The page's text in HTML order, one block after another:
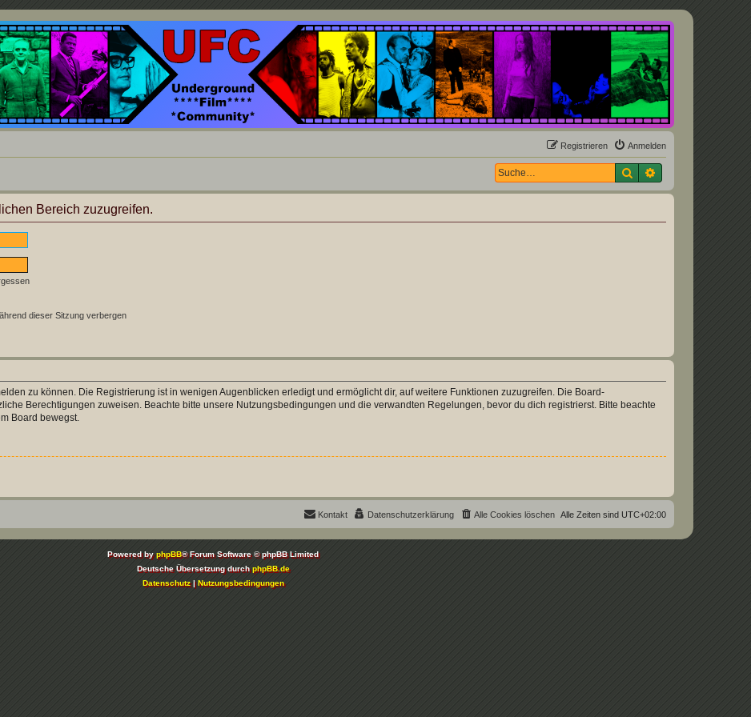
und ein Paradies für Cineasten und Filmsüchtige jenseits des Mainstreams.
Anmelden
Registrieren
Suche
Bereich zuzugreifen.
dieser Sitzung verbergen
zu können. Die Registrierung ist in wenigen Augenblicken erledigt und ermöglicht dir, auf weitere Funktionen zuzugreifen. Die Board-
Berechtigungen zuweisen. Beachte bitte unsere Nutzungsbedingungen und die verwandten Regelungen, bevor du dich registrierst. Bitte beachte
Board bewegst.
Alle Zeiten sind UTC+02:00
Alle Cookies löschen
Datenschutzerklärung
Kontakt
Powered byphpBB® Forum Software © phpBB Limited
Deutsche Übersetzung durchphpBB.de
Datenschutz|Nutzungsbedingungen